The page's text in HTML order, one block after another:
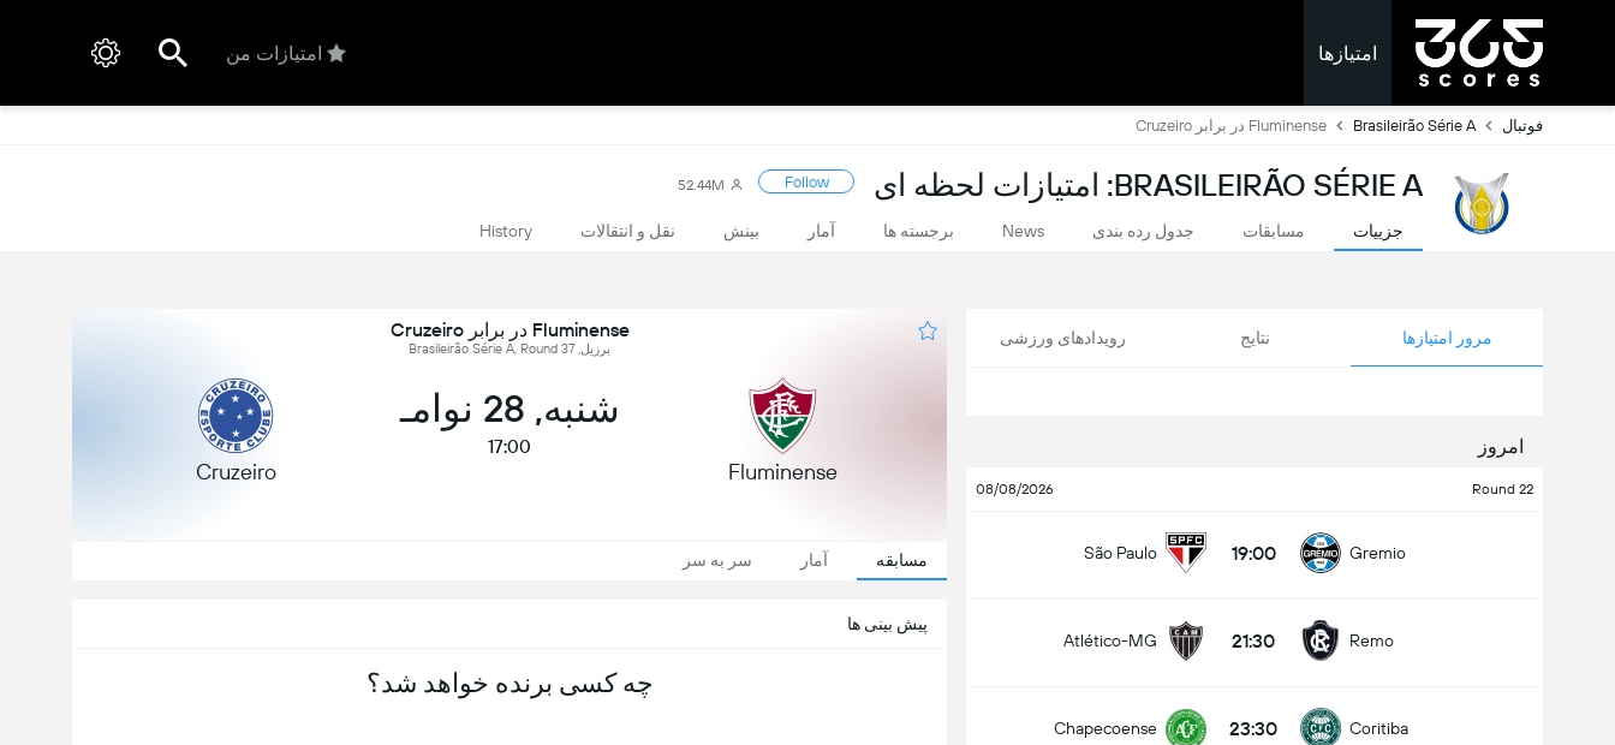
امتیازها امتیازات من
فوتبال Brasileirão Série A Fluminense در برابر Cruzeiro
BRASILEIRÃO SÉRIE A: امتیازات لحظه ای Follow
52.44M
جزییات مسابقات جدول رده بندی News برجسته ها آمار بینش نقل و انتقالات History
مرور امتیازها نتایج رویدادهای ورزشی
امروز
Round 22
08/08/2026
Gremio
19:00
São Paulo
Remo
21:30
Atlético-MG
Coritiba
23:30
Chapecoense
Fluminense در برابر Cruzeiro
برزیل, Brasileirão Série A, Round 37
Fluminense
شنبه, 28 نوامـ
17:00
Cruzeiro
مسابقه آمار سر به سر
پیش بینی ها
چه کسی برنده خواهد شد؟